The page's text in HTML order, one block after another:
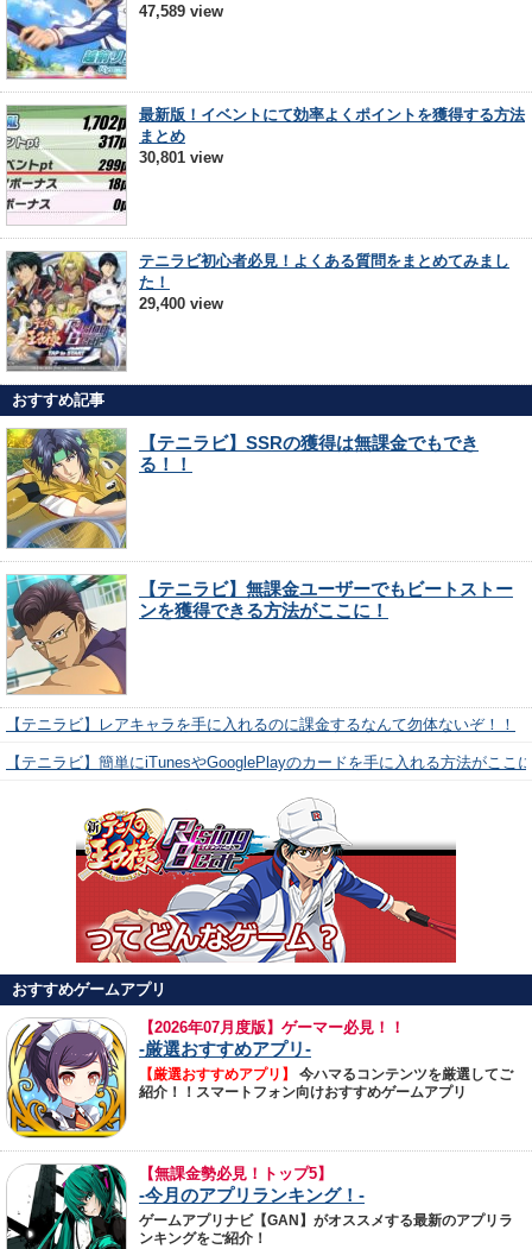
47,589 view
最新版！イベントにて効率よくポイントを獲得する方法
まとめ
30,801 view
テニラビ初心者必見！よくある質問をまとめてみまし
た！
29,400 view
おすすめ記事
【テニラビ】SSRの獲得は無課金でもでき
る！！
【テニラビ】無課金ユーザーでもビートストー
ンを獲得できる方法がここに！
【テニラビ】レアキャラを手に入れるのに課金するなんて勿体ないぞ！！
【テニラビ】簡単にiTunesやGooglePlayのカードを手に入れる方法がここ
おすすめゲームアプリ
【2026年07月度版】ゲーマー必見！！
-厳選おすすめアプリ-
【厳選おすすめアプリ】
今ハマるコンテンツを厳選してご
紹介！！スマートフォン向けおすすめゲームアプリ
【無課金勢必見！トップ5】
-今月のアプリランキング！-
ゲームアプリナビ【GAN】がオススメする最新のアプリラ
ンキングをご紹介！